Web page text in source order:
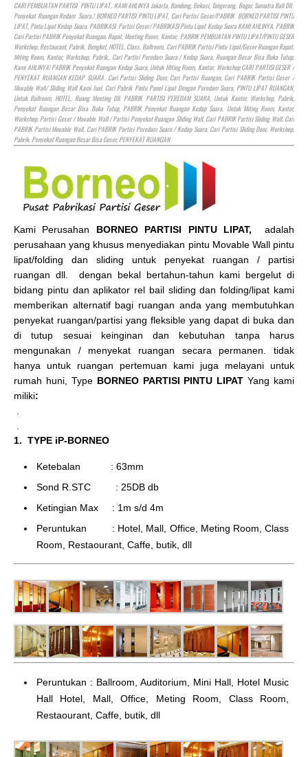
CARI PEMBUATAN PARTISI PINTU LIPAT.. KAMI AHLINYA Jakarta, Bandung, Bekasi, Tangerang, Bogor, Sumatra Bali Dll.
Penyekat Ruangan Redam Suara.! BORNEO PARTISI PINTU LIPAT, Cari Partisi Geser/PABRIK BORNEO PARTISI PINTU
LIPAT, Pintu Lipat Kedap Suara, PABRIKASI Partisi Geser/ PABRIKASI Pintu Lipat Kedap Suara KAMI AHLINYA, PABRIK
Cari Partisi PABRIK Penyekat Ruangan, Rapat, Meeting Room, Kantor, PABRIK PEMBUATAN PINTU LIPAT/PINTU GESER
Workshop, Restaurant, Pabrik, Bengkel,HOTEL, Class, Ballroom, Cari PABRIK Partisi Pintu Lipat/Geser Ruangan Rapat,
Miting Room, Kantor, Workshop, Pabrik,, Cari Partisi Peredam Suara / Kedap Suara, Ruangan Besar Bisa Buka Tutup,
Kami AHLINYA! PABRIK Penyekat Ruangan Kedap Suara, Untuk Miting Room, Kantor, Workshop CARI PARTISI GESER /
PENYEKAT RUANGAN KEDAP SUARA. Cari Partisi Sliding Door, Cari Partisi Ruangan, Cari PABRIK Partisi Geser /
Movable Wall/ Sliding Wall Kami Jual, Cari Pabrik Pintu Panel Lipat Dengan Peredam Suara, PINTU LIPAT RUANGAN,
Untuk Ballroom,HOTEL, Ruang Meeting Dll. PABRIK PARTISI PEREDAM SUARA, Untuk Kantor, Workshop, Pabrik,
Penyekat Ruangan Besar Bisa Buka Tutup, PABRIK Penyekat Ruangan Kedap Suara, Untuk Miting Room, Kantor,
Workshop, Partisi Geser / Movable Wall / Partisi Penyekat Ruangan Sliding Wall, Cari PABRIK Partisi Sliding Wall, Cari
PABRIK Partisi Movable Wall, Cari PABRIK Partisi Peredam Suara / Kedap Suara, Cari Partisi Sliding Door, Workshop,
Pabrik, Penyekat Ruangan Besar Bisa Geser, PENYEKAT RUANGAN
Kami Perusahan BORNEO PARTISI PINTU LIPAT, adalah
perusahaan yang khusus menyediakan pintu Movable Wall pintu
lipat/folding dan sliding untuk penyekat ruangan / partisi
ruangan dll. dengan bekal bertahun-tahun kami bergelut di
bidang pintu dan aplikator rel bail sliding dan folding/lipat kami
memberikan alternatif bagi ruangan anda yang membutuhkan
penyekat ruangan/partisi yang fleksible yang dapat di buka dan
di tutup sesuai keinginan dan kebutuhan tanpa harus
mengunakan / menyekat ruangan secara permanen. tidak
hanya untuk ruangan pertemuan kami juga melayani untuk
rumah huni, Type BORNEO PARTISI PINTU LIPAT Yang kami
miliki:
1. TYPE iP-BORNEO
Ketebalan : 63mm
Sond R.STC : 25DB db
Ketingian Max : 1m s/d 4m
Peruntukan : Hotel, Mall, Office, Meting Room, Class
Room, Restaourant, Caffe, butik, dll
Peruntukan : Ballroom, Auditorium, Mini Hall, Hotel Music
Hall Hotel, Mall, Office, Meting Room, Class Room,
Restaourant, Caffe, butik, dll